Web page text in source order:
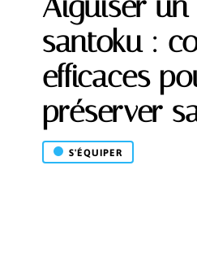
santoku :
efficaces
préserver
S'ÉQUIPER